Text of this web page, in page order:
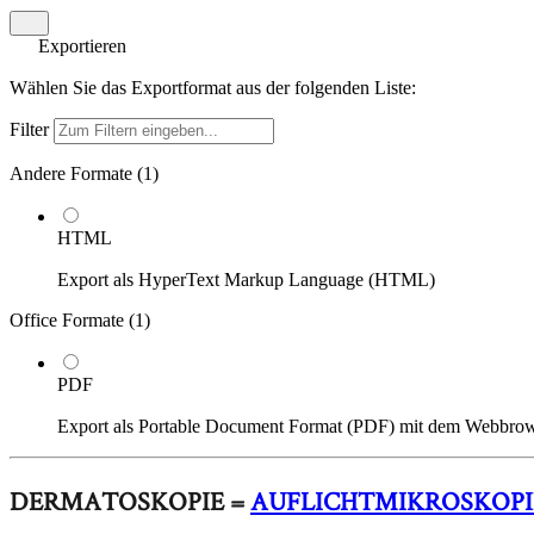
Exportieren
Wählen Sie das Exportformat aus der folgenden Liste:
Filter
Andere Formate (1)
HTML
Export als HyperText Markup Language (HTML)
Office Formate (1)
PDF
Export als Portable Document Format (PDF) mit dem
DERMATOSKOPIE =